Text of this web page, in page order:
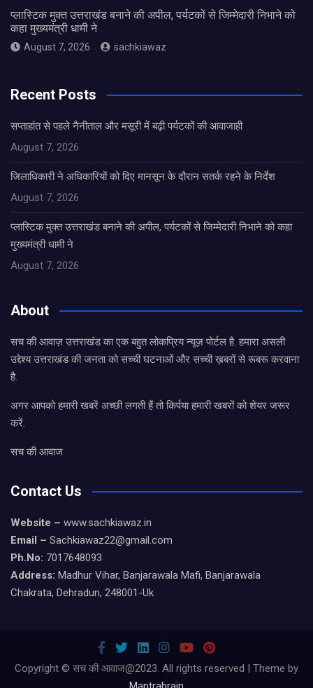
प्लास्टिक मुक्त उत्तराखंड बनाने की अपील, पर्यटकों से जिम्मेदारी निभाने को
कहा मुख्यमंत्री धामी ने
August 7, 2026 sachkiawaz
Recent Posts
सप्ताहांत से पहले नैनीताल और मसूरी में बढ़ी पर्यटकों की आवाजाही
August 7, 2026
जिलाधिकारी ने अधिकारियों को दिए मानसून के दौरान सतर्क रहने के निर्देश
August 7, 2026
प्लास्टिक मुक्त उत्तराखंड बनाने की अपील, पर्यटकों से जिम्मेदारी निभाने को कहा
मुख्यमंत्री धामी ने
August 7, 2026
About
सच की आवाज़ उत्तराखंड का एक बहुत लोकप्रिय न्यूज़ पोर्टल है. हमारा असली
उद्देश्य उत्तराखंड की जनता को सच्ची घटनाओं और सच्ची ख़बरों से रूबरू करवाना
है.
अगर आपको हमारी खबरें अच्छी लगती हैं तो किर्पया हमारी खबरों को शेयर जरूर
करें.
सच की आवाज
Contact Us
Website – www.sachkiawaz.in
Email – Sachkiawaz22@gmail.com
Ph.No: 7017648093
Address: Madhur Vihar, Banjarawala Mafi, Banjarawala
Chakrata, Dehradun, 248001-Uk
Copyright © सच की आवाज@2023. All rights reserved | Theme by